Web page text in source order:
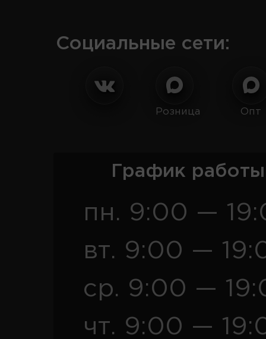
Социальные сети:
Розница Опт
График
пн. 9:00 —
вт. 9:00 —
ср. 9:00 —
чт. 9:00 —